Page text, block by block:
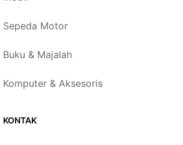
Sepeda Motor
Buku & Majalah
Komputer & Aksesoris
KONTAK